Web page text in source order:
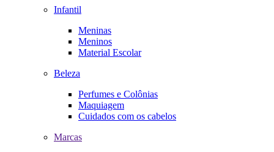
Infantil
Meninas
Meninos
Material Escolar
Beleza
Perfumes e Colônias
Maquiagem
Cuidados com os cabelos
Marcas